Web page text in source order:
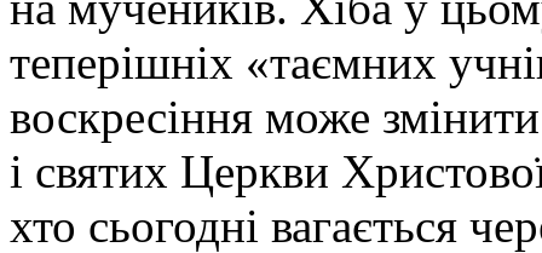
теперішніх «таємних
воскресіння може змінити
і святих Церкви
хто сьогодні вагається